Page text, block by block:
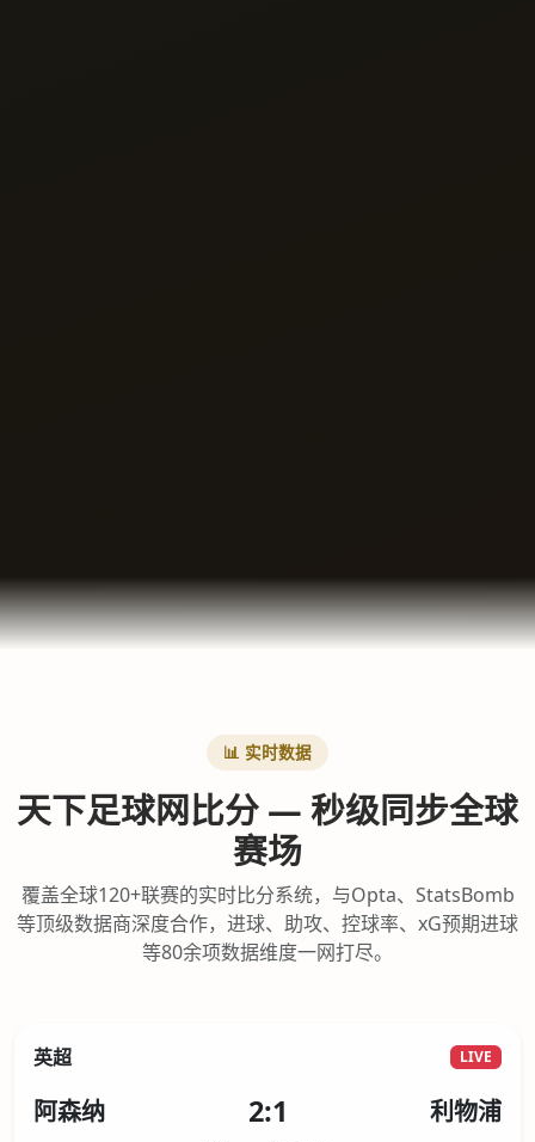
📊 实时数据
天下足球网比分 — 秒级同步全球
赛场
覆盖全球120+联赛的实时比分系统，与Opta、StatsBomb
等顶级数据商深度合作，进球、助攻、控球率、xG预期进球
等80余项数据维度一网打尽。
英超 LIVE
阿森纳 2:1 利物浦